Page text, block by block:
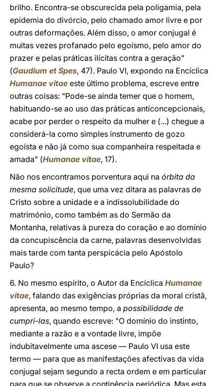
brilho. Encontra-se obscurecida pela poligamia, pela
epidemia do divórcio, pelo chamado amor livre e por
outras deformações. Além disso, o amor conjugal é
muitas vezes profanado pelo egoísmo, pelo amor do
prazer e pelas práticas ilícitas contra a geração"
(Gaudium et Spes, 47). Paulo VI, expondo na Encíclica
Humanae vitae este último problema, escreve entre
outras coisas: "Pode-se ainda temer que o homem,
habituando-se ao uso das práticas anticoncepcionais,
acabe por perder o respeito da mulher e (...) chegue a
considerá-la como simples instrumento de gozo
egoísta e não já como sua companheira respeitada e
amada" (Humanae vitae, 17).
Não nos encontramos porventura aqui na órbita da
mesma solicitude, que uma vez ditara as palavras de
Cristo sobre a unidade e a indissolubilidade do
matrimónio, como também as do Sermão da
Montanha, relativas à pureza do coração e ao domínio
da concupiscência da carne, palavras desenvolvidas
mais tarde com tanta perspicácia pelo Apóstolo
Paulo?
6. No mesmo espírito, o Autor da Encíclica Humanae
vitae, falando das exigências próprias da moral cristã,
apresenta, ao mesmo tempo, a possibilidade de
cumpri-las, quando escreve: "O domínio do instinto,
mediante a razão e a vontade livre, impõe
indubitavelmente uma ascese — Paulo VI usa este
termo — para que as manifestações afectivas da vida
conjugal sejam segundo a recta ordem e em particular
para que se observe a continência periódica. Mas esta